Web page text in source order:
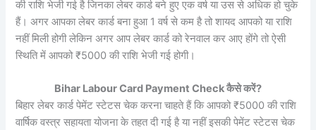
की राशि भेजी गई है जिनका लेबर कार्ड बने हुए एक वर्ष या उस से अधिक हो चुके
हैं। अगर आपका लेबर कार्ड बना हुआ 1 वर्ष से कम है तो शायद आपको या राशि
नहीं मिली होगी लेकिन अगर आप लेबर कार्ड को रेनवाल कर आए होंगे तो ऐसी
स्थिति में आपको ₹5000 की राशि भेजी गई होगी।
Bihar Labour Card Payment Check कैसे करें?
बिहार लेबर कार्ड पेमेंट स्टेटस चेक करना चाहते हैं कि आपको ₹5000 की राशि
वार्षिक वस्त्र सहायता योजना के तहत दी गई है या नहीं इसकी पेमेंट स्टेटस चेक